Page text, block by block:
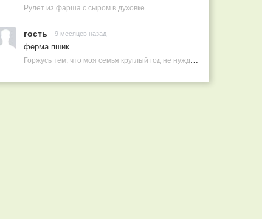
Рулет из фарша с сыром в духовке
гость 9 месяцев назад
ферма пшик
Горжусь тем, что моя семья круглый год не нуждается в покупных витаминах